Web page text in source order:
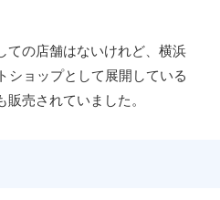
ての店舗はないけれど、横浜
ショップとして展開している
売されていました。